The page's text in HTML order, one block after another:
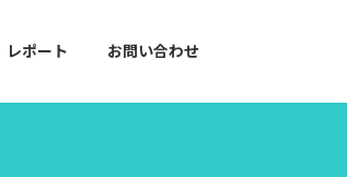
レポート お問い合わせ